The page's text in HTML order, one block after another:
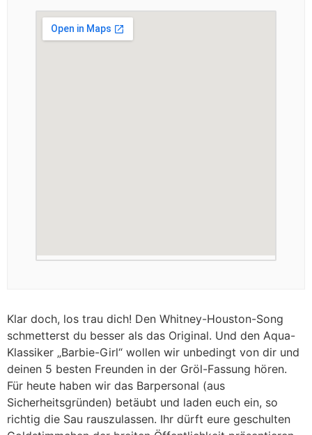
Klar doch, los trau dich! Den Whitney-Houston-Song
schmetterst du besser als das Original. Und den Aqua-
Klassiker „Barbie-Girl“ wollen wir unbedingt von dir und
deinen 5 besten Freunden in der Gröl-Fassung hören.
Für heute haben wir das Barpersonal (aus
Sicherheitsgründen) betäubt und laden euch ein, so
richtig die Sau rauszulassen. Ihr dürft eure geschulten